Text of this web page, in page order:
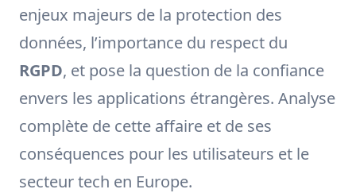
enjeux majeurs de la protection des
données, l’importance du respect du
RGPD, et pose la question de la confiance
envers les applications étrangères. Analyse
complète de cette affaire et de ses
conséquences pour les utilisateurs et le
secteur tech en Europe.